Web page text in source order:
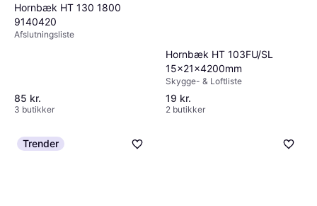
Hornbæk HT 130 1800
9140420
Afslutningsliste
85 kr.
3 butikker
Hornbæk HT 103FU/SL
15x21x4200mm
Skygge- & Loftliste
19 kr.
2 butikker
Trender